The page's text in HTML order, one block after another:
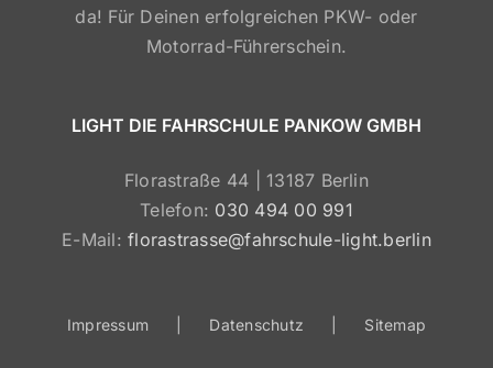
da! Für Deinen erfolgreichen PKW- oder
Motorrad-Führerschein.
LIGHT DIE FAHRSCHULE PANKOW GMBH
Florastraße 44 | 13187 Berlin
Telefon: 030 494 00 991
E-Mail:florastrasse@fahrschule-light.berlin
Impressum Datenschutz Sitemap